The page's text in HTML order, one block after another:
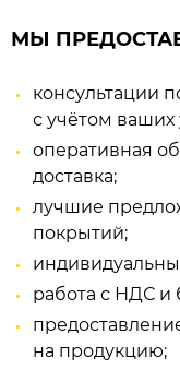
МЫ
консультации
с учётом ваших
оперативная
доставка;
лучшие
покрытий;
работа с НДС и
на продукцию;